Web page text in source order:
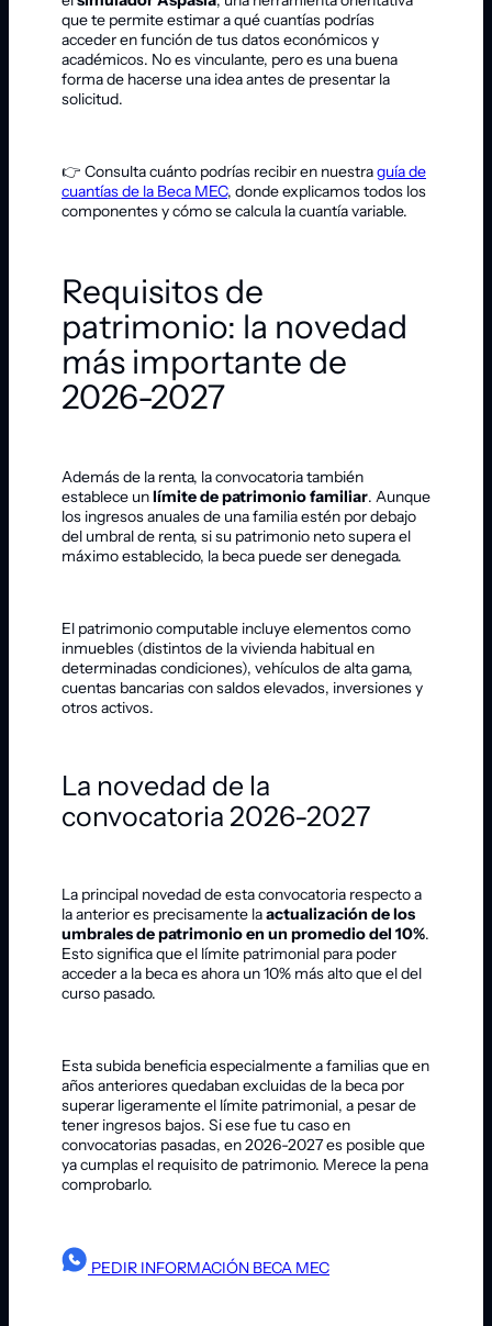
que te permite estimar a qué cuantías podrías
acceder en función de tus datos económicos y
académicos. No es vinculante, pero es una buena
forma de hacerse una idea antes de presentar la
solicitud.
👉 Consulta cuánto podrías recibir en nuestraguía de
cuantías de la Beca MEC, donde explicamos todos los
componentes y cómo se calcula la cuantía variable.
Requisitos de
patrimonio: la novedad
más importante de
2026-2027
Además de la renta, la convocatoria también
establece unlímite de patrimonio familiar. Aunque
los ingresos anuales de una familia estén por debajo
del umbral de renta, si su patrimonio neto supera el
máximo establecido, la beca puede ser denegada.
El patrimonio computable incluye elementos como
inmuebles (distintos de la vivienda habitual en
determinadas condiciones), vehículos de alta gama,
cuentas bancarias con saldos elevados, inversiones y
otros activos.
La novedad de la
convocatoria 2026-2027
La principal novedad de esta convocatoria respecto a
la anterior es precisamente laactualización de los
umbrales de patrimonio en un promedio del 10%.
Esto significa que el límite patrimonial para poder
acceder a la beca es ahora un 10% más alto que el del
curso pasado.
Esta subida beneficia especialmente a familias que en
años anteriores quedaban excluidas de la beca por
superar ligeramente el límite patrimonial, a pesar de
tener ingresos bajos. Si ese fue tu caso en
convocatorias pasadas, en 2026-2027 es posible que
ya cumplas el requisito de patrimonio. Merece la pena
comprobarlo.
PEDIR INFORMACIÓN BECA MEC